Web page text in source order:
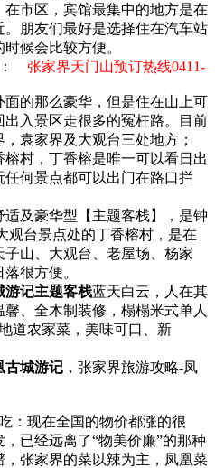
在市区，宾馆最集中的地方是在
朋友们最好是选择住在汽车站
候会比较方便。
： 张家界天门山预订热线0411-
的那么豪华，但是住在山上可
入景区走很多的冤枉路。目前
袁家界及大观台三处地方；
村，丁香榕是唯一可以看日出
何景点都可以出门在路口拦
及豪华型【主题客栈】，是钟
观台景点处的丁香榕村，是在
山、大观台、老屋场、杨家
很方便。
游记主题客栈蓝天白云，人在其
、全木制装修，榻榻米式单人
道农家菜，美味可口、新
古城游记 ，张家界旅游攻略-凤
：现在全国的物价都涨的很
已经远离了“物美价廉”的那种
张家界的菜以辣为主，凤凰菜